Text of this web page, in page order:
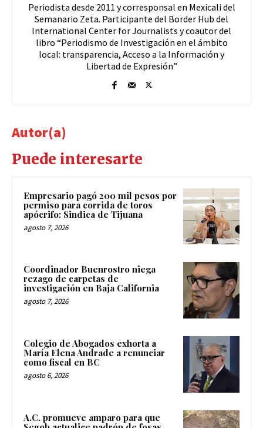
Periodista desde 2011 y corresponsal en Mexicali del
Semanario Zeta. Participante del Border Hub del
International Center for Journalists y coautor del
libro “Periodismo de Investigación en el ámbito
local: transparencia, Acceso a la Información y
Libertad de Expresión”
Autor(a)
Puede interesarte
Empresario pagó 200 mil pesos por
permiso para corrida de toros
apócrifo: Sindica de Tijuana
agosto 7, 2026
Coordinador Buenrostro niega
rezago de carpetas de
investigación en Baja California
agosto 7, 2026
Colegio de Abogados exhorta a
María Elena Andrade a renunciar
como fiscal en BC
agosto 6, 2026
A.C. promueve amparo para que